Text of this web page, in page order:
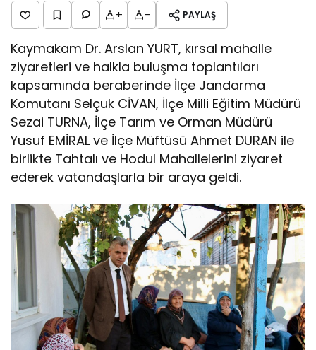
+ - PAYLAŞ
Kaymakam Dr. Arslan YURT, kırsal mahalle
ziyaretleri ve halkla buluşma toplantıları
kapsamında beraberinde İlçe Jandarma
Komutanı Selçuk CİVAN, İlçe Milli Eğitim Müdürü
Sezai TURNA, İlçe Tarım ve Orman Müdürü
Yusuf EMİRAL ve İlçe Müftüsü Ahmet DURAN ile
birlikte Tahtalı ve Hodul Mahallelerini ziyaret
ederek vatandaşlarla bir araya geldi.